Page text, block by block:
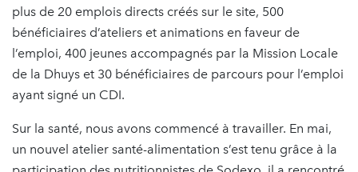
plus de 20 emplois directs créés sur le site, 500
bénéficiaires d’ateliers et animations en faveur de
l’emploi, 400 jeunes accompagnés par la Mission Locale
de la Dhuys et 30 bénéficiaires de parcours pour l’emploi
ayant signé un CDI.
Sur la santé, nous avons commencé à travailler. En mai,
un nouvel atelier santé-alimentation s’est tenu grâce à la